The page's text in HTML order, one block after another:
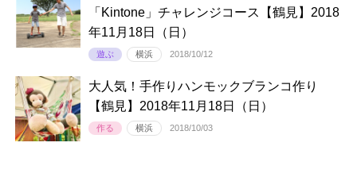
「Kintone」チャレンジコース【鶴見】2018
年11月18日（日）
遊ぶ 横浜 2018/10/12
大人気！手作りハンモックブランコ作り
【鶴見】2018年11月18日（日）
作る 横浜 2018/10/03